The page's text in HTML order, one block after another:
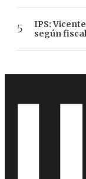
IPS:
según